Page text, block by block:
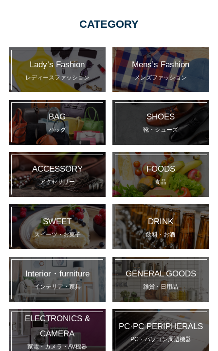
CATEGORY
Lady’s Fashion
レディースファッション
Mens’s Fashion
メンズファッション
BAG
バッグ
SHOES
靴・シューズ
ACCESSORY
アクセサリー
FOODS
食品
SWEET
スイーツ・お菓子
DRINK
飲料・お酒
Interior・furniture
インテリア・家具
GENERAL GOODS
雑貨・日用品
ELECTRONICS &
CAMERA
家電・カメラ・AV機器
PC·PC PERIPHERALS
PC・パソコン周辺機器